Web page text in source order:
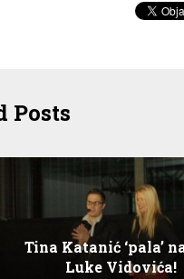
Posts
Tina Katanić ‘pala’
Luke Vidovića!